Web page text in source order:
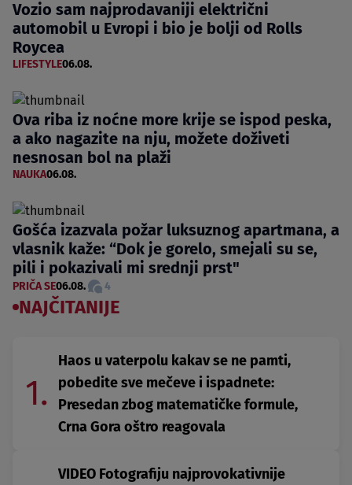
Vozio sam najprodavaniji električni
automobil u Evropi i bio je bolji od Rolls
Roycea
LIFESTYLE06.08.
Ova riba iz noćne more krije se ispod peska,
a ako nagazite na nju, možete doživeti
nesnosan bol na plaži
NAUKA06.08.
Gošća izazvala požar luksuznog apartmana, a
vlasnik kaže: “Dok je gorelo, smejali su se,
pili i pokazivali mi srednji prst"
PRIČA SE06.08. 4
NAJČITANIJE
1.
Haos u vaterpolu kakav se ne pamti,
pobedite sve mečeve i ispadnete:
Presedan zbog matematičke formule,
Crna Gora oštro reagovala
VIDEO Fotografiju najprovokativnije